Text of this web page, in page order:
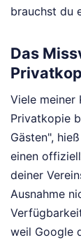
brauchst du
Das
Viele meiner
Privatkopie
Gästen",
einen
deiner
Ausnahme
weil Google